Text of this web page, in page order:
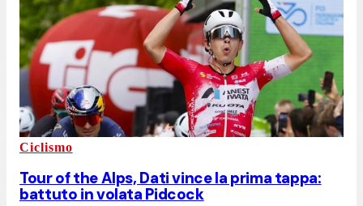
Ciclismo
Tour of the Alps, Dati vince la prima tappa:
battuto in volata Pidcock